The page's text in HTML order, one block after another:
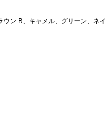
ン B、キャメル、グリーン、ネイ